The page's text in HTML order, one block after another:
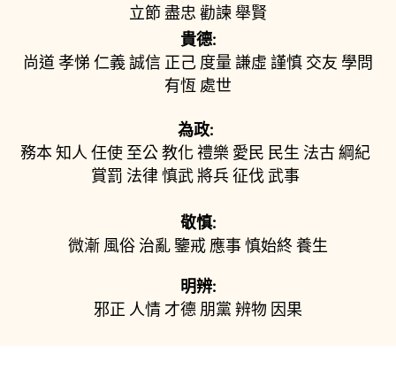
立節盡忠 勸諫 舉賢
貴德:
尚道 孝悌 仁義 誠信 正己 度量 謙虛 謹慎 交友 學問
有恆 處世
為政:
務本知人 任使 至公教化 禮樂 愛民 民生 法古 綱紀
賞罰 法律慎武將兵征伐 武事
敬慎:
微漸 風俗 治亂鑒戒 應事慎始終養生
明辨:
邪正 人情才德 朋黨 辨物 因果